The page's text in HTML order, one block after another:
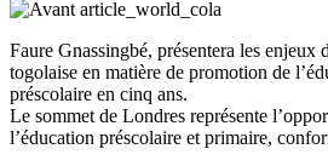
Faure Gnassingbé, présentera les
togolaise en matière de promotion de
préscolaire en cinq ans.
Le sommet de Londres représente
l’éducation préscolaire et primaire,